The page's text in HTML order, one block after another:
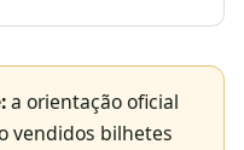
a orientação oficial
vendidos bilhetes